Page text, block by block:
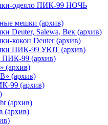
одеяло ПИК-99 НОЧЬ
мешки (архив)
Deuter, Salewa, Век (архив)
кокон Deuter (архив)
ПИК-99 УЮТ (архив)
ПИК-99 (архив)
(архив)
(архив)
99 (архив)
(архив)
(архив)